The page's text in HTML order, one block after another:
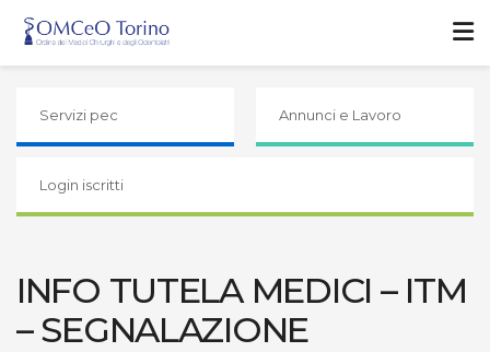
Servizi pec Annunci e Lavoro
Login iscritti
INFO TUTELA MEDICI – ITM
– SEGNALAZIONE